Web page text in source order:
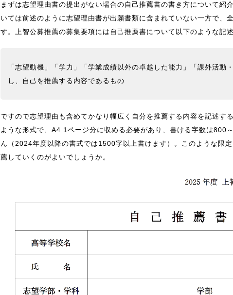
まずは志望理由書の提出がない場合の自己推薦書の書き方について紹
いては前述のように志望理由書が出願書類に含まれていない一方で、
す。上智公募推薦の募集要項には自己推薦書について以下のような記述
「志望動機」「学力」「学業成績以外の卓越した能力」「課外活動
し、自己を推薦する内容であるもの
ですので志望理由も含めてかなり幅広く自分を推薦する内容を記述す
ような形式で、A4 1ページ分に収める必要があり、書ける字数は800
ん（2024年度以降の書式では1500字以上書けます）。このような限
薦していくのがよいでしょうか。